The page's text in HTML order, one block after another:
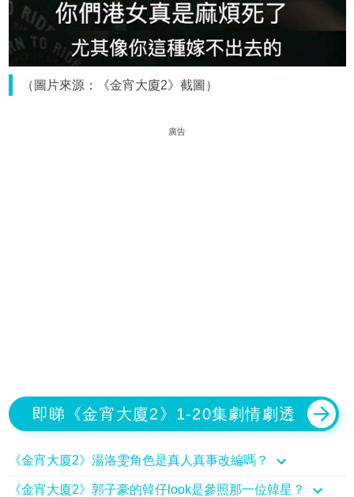
（圖片來源：《金宵大廈2》截圖）
廣告
即睇《金宵大廈2》1-20集劇情劇透
《金宵大廈2》湯洛雯角色是真人真事改編嗎？
《金宵大廈2》郭子豪的韓仔look是參照那一位韓星？